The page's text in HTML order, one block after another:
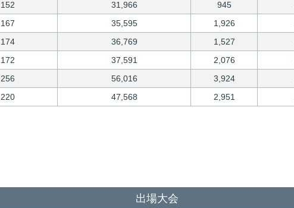
152 31,966 945
167 35,595 1,926
174 36,769 1,527
172 37,591 2,076
256 56,016 3,924
220 47,568 2,951
出場大会